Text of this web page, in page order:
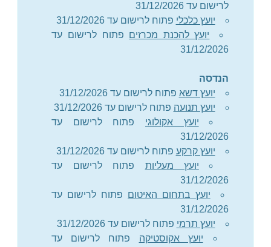
לרישום עד 31/12/2026
יועץ כלכלי פתוח לרישום עד 31/12/2026
יועץ להכנת מכרזים פתוח לרישום עד
31/12/2026
הנדסה
יועץ דשא פתוח לרישום עד 31/12/2026
יועץ תנועה פתוח לרישום עד 31/12/2026
יועץ אקולוגי פתוח לרישום עד
31/12/2026
יועץ קרקע פתוח לרישום עד 31/12/2026
יועץ מעליות פתוח לרישום עד
31/12/2026
יועץ בתחום האיטום פתוח לרישום עד
31/12/2026
יועץ תרמי פתוח לרישום עד 31/12/2026
יועץ אקוסטיקה פתוח לרישום עד